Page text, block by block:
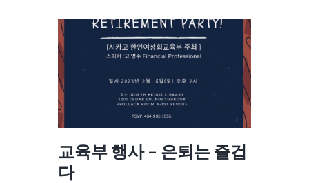
교육부 행사 – 은퇴는 즐겁
다